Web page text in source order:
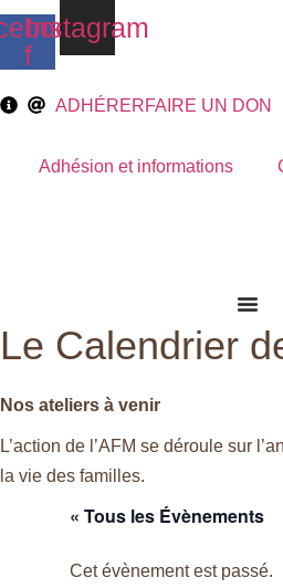
Aller
au
contenu
f
Instagram
ADHÉRERFAIRE UN DON
Adhésion et informations
Le Calendrier
Nos ateliers à venir
L’action de l’AFM se déroule sur
la vie des familles.
« Tous les Évènements
Cet évènement est passé.